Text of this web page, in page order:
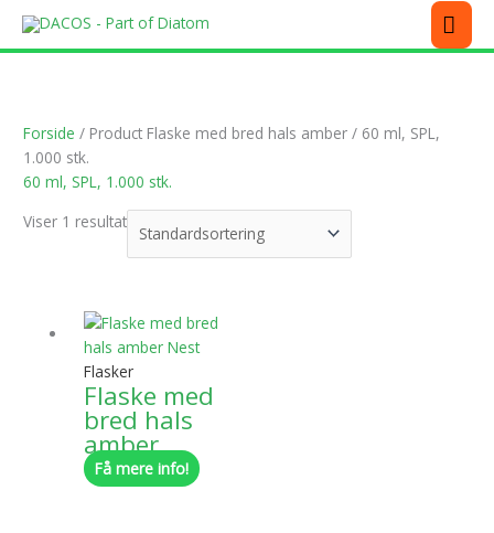
indholdet
Forside / Product Flaske med bred hals amber / 60 ml, SPL,
1.000 stk.
60 ml, SPL, 1.000 stk.
Viser 1 resultat
Flasker
Flaske med
bred hals
amber
Få mere info!
vare
har
varianter.
vælges